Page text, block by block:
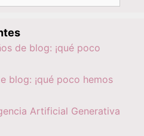
de blog: ¡qué poco
blog: ¡qué poco hemos
Artificial Generativa